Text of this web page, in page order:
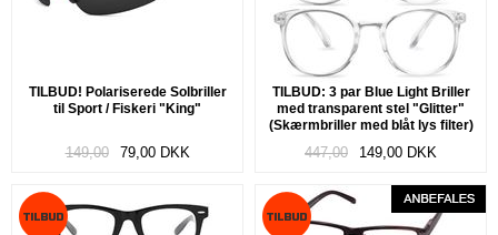
TILBUD! Polariserede Solbriller
til Sport / Fiskeri "King"
149,00 79,00 DKK
TILBUD: 3 par Blue Light Briller
med transparent stel "Glitter"
(Skærmbriller med blåt lys filter)
447,00 149,00 DKK